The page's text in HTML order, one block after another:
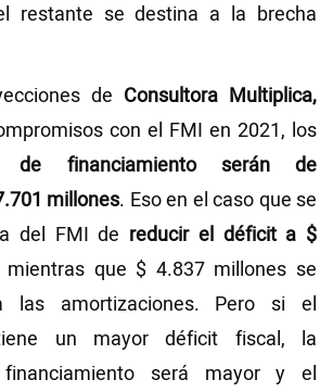
restante se destina a la brecha
de Consultora Multiplica,
con el FMI en 2021, los
de financiamiento serán de
millones. Eso en el caso que se
del FMI de reducir el déficit a $
mientras que $ 4.837 millones se
las amortizaciones. Pero si el
un mayor déficit fiscal, la
será mayor y el